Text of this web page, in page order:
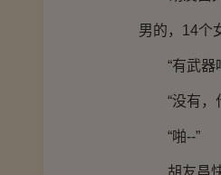
男的，14个
“有武器吗
“没有，什
“啪--”
胡友昌快